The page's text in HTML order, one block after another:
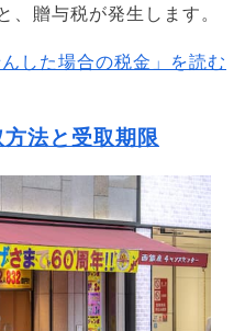
、贈与税が発生します。
んした場合の税金」を読む
法と受取期限